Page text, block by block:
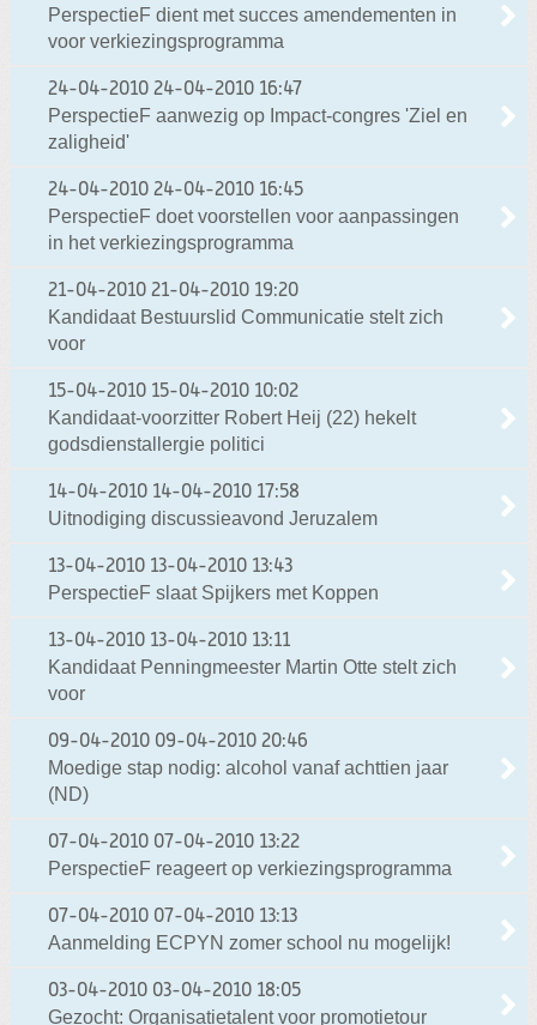
PerspectieF dient met succes amendementen in
voor verkiezingsprogramma
24-04-2010 24-04-2010 16:47
PerspectieF aanwezig op Impact-congres 'Ziel en
zaligheid'
24-04-2010 24-04-2010 16:45
PerspectieF doet voorstellen voor aanpassingen
in het verkiezingsprogramma
21-04-2010 21-04-2010 19:20
Kandidaat Bestuurslid Communicatie stelt zich
voor
15-04-2010 15-04-2010 10:02
Kandidaat-voorzitter Robert Heij (22) hekelt
godsdienstallergie politici
14-04-2010 14-04-2010 17:58
Uitnodiging discussieavond Jeruzalem
13-04-2010 13-04-2010 13:43
PerspectieF slaat Spijkers met Koppen
13-04-2010 13-04-2010 13:11
Kandidaat Penningmeester Martin Otte stelt zich
voor
09-04-2010 09-04-2010 20:46
Moedige stap nodig: alcohol vanaf achttien jaar
(ND)
07-04-2010 07-04-2010 13:22
PerspectieF reageert op verkiezingsprogramma
07-04-2010 07-04-2010 13:13
Aanmelding ECPYN zomer school nu mogelijk!
03-04-2010 03-04-2010 18:05
Gezocht: Organisatietalent voor promotietour